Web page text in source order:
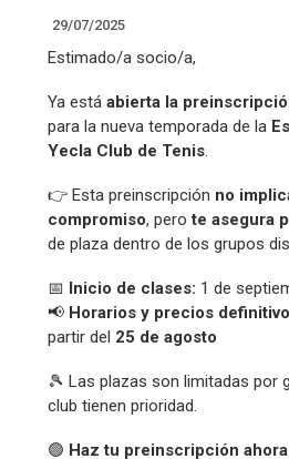
29/07/2025
Estimado/a socio/a,
Ya estáabierta la
para la nueva temporada de la
Yecla Club de Tenis.
👉 Esta preinscripción no
compromiso, perote asegura
de plaza dentro de los grupos
📅 Inicio de clases: 1 de
📢 Horarios y precios
partir del 25 de agosto
🎾 Las plazas son limitadas por
club tienen prioridad.
🟢 Haz tu preinscripción